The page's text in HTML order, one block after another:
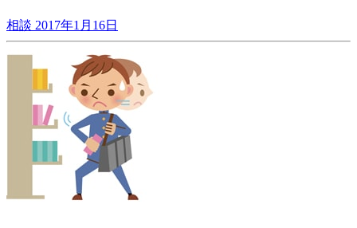
相談 2017年1月16日